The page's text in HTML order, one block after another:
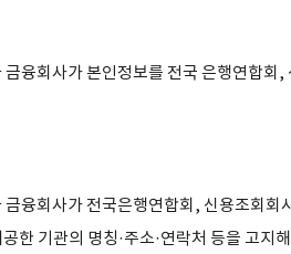
융회사가 본인정보를 전국 은행연합
융회사가 전국은행연합회, 신용조회회
한 기관의 명칭·주소·연락처 등을 고지